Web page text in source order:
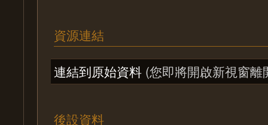
資源連結
連結到原始資料 (您即將開啟新視窗離
後設資料